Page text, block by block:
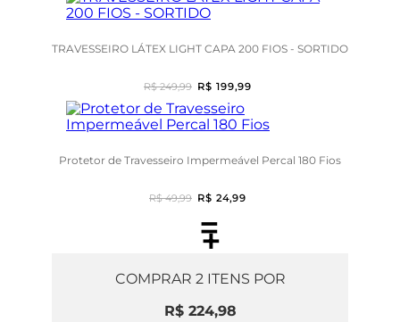
+
TRAVESSEIRO LÁTEX LIGHT CAPA 200 FIOS - SORTIDO
R$ 249,99 R$ 199,99
Protetor de Travesseiro Impermeável Percal 180 Fios
R$ 49,99 R$ 24,99
=
COMPRAR 2ITENS POR
R$ 224,98